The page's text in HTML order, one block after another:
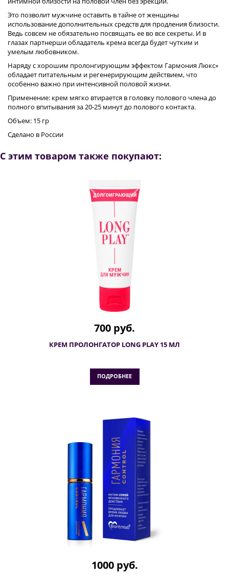
Это позволит мужчине оставить в тайне от женщины
использование дополнительных средств для продления близости.
Ведь совсем не обязательно посвящать ее во все секреты. И в
глазах партнерши обладатель крема всегда будет чутким и
умелым любовником.
Наряду с хорошим пролонгирующим эффектом Гармония Люкс»
обладает питательным и регенерирующим действием, что
особенно важно при интенсивной половой жизни.
Применение: крем мягко втирается в головку полового члена до
полного впитывания за 20-25 минут до полового контакта.
Объем: 15 гр
Сделано в России
С этим товаром также покупают:
700 руб.
КРЕМ ПРОЛОНГАТОР LONG PLAY 15 МЛ
ПОДРОБНЕЕ
1000 руб.